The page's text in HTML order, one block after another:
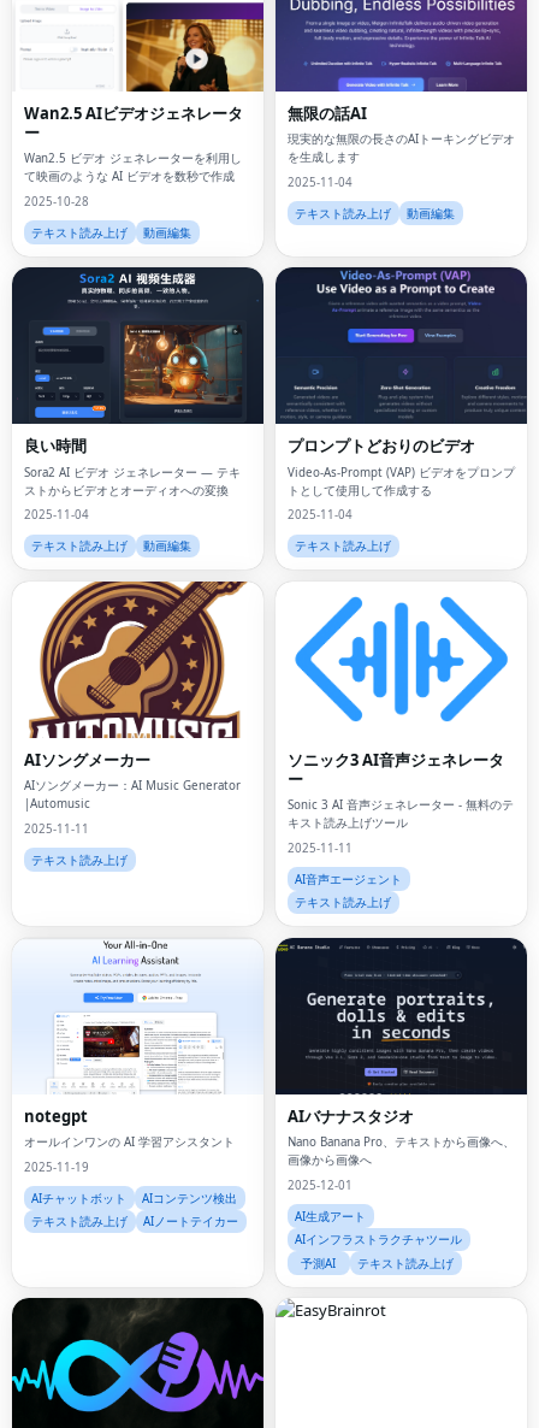
Wan2.5 AIビデオジェネレータ
ー
Wan2.5 ビデオ ジェネレーターを利用し
て映画のような AI ビデオを数秒で作成
2025-10-28
テキスト読み上げ
動画編集
無限の話AI
現実的な無限の長さのAIトーキングビデオ
を生成します
2025-11-04
テキスト読み上げ
動画編集
良い時間
Sora2 AI ビデオ ジェネレーター — テキ
ストからビデオとオーディオへの変換
2025-11-04
テキスト読み上げ
動画編集
プロンプトどおりのビデオ
Video-As-Prompt (VAP) ビデオをプロンプ
トとして使用して作成する
2025-11-04
テキスト読み上げ
AIソングメーカー
AIソングメーカー：AI Music Generator
|Automusic
2025-11-11
テキスト読み上げ
ソニック3 AI音声ジェネレータ
ー
Sonic 3 AI 音声ジェネレーター - 無料のテ
キスト読み上げツール
2025-11-11
AI音声エージェント
テキスト読み上げ
notegpt
オールインワンの AI 学習アシスタント
2025-11-19
AIチャットボット
AIコンテンツ検出
テキスト読み上げ
AIノートテイカー
AIバナナスタジオ
Nano Banana Pro、テキストから画像へ、
画像から画像へ
2025-12-01
AI生成アート
AIインフラストラクチャツール
予測AI
テキスト読み上げ